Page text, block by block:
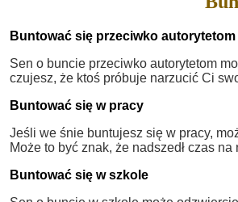
Buntować się przeciwko autorytetom
Sen o buncie przeciwko autorytetom
czujesz, że ktoś próbuje narzucić Ci
Buntować się w pracy
Jeśli we śnie buntujesz się w pracy,
Może to być znak, że nadszedł czas
Buntować się w szkole